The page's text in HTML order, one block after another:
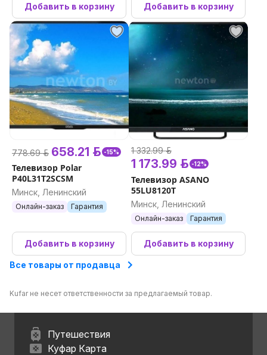
Добавить в корзину Добавить в корзину
778.69 р. 658.21 р. -15%
Телевизор Polar
P40L31T2SCSM
Минск, Ленинский
Онлайн-заказ Гарантия
Добавить в корзину
1 332.99 р.
1 173.99 р. -12%
Телевизор ASANO
55LU8120T
Минск, Ленинский
Онлайн-заказ Гарантия
Добавить в корзину
Все товары от продавца
Kufar не несет ответственности за предлагаемый товар.
Путешествия
Куфар Карта